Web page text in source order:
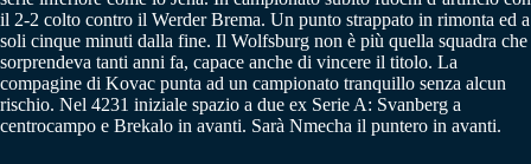
il 2-2 colto contro il Werder Brema. Un punto strappato in rimonta ed a
soli cinque minuti dalla fine. Il Wolfsburg non è più quella squadra che
sorprendeva tanti anni fa, capace anche di vincere il titolo. La
compagine di Kovac punta ad un campionato tranquillo senza alcun
rischio. Nel 4231 iniziale spazio a due ex Serie A: Svanberg a
centrocampo e Brekalo in avanti. Sarà Nmecha il puntero in avanti.